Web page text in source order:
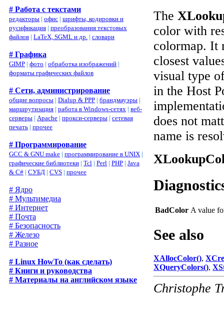
# Работа с текстами
редакторы | офис | шрифты, кодировки и
русификация | преобразования текстовых
файлов | LaTeX, SGML и др. | словари
# Графика
GIMP | фото | обработка изображений |
форматы графических файлов
# Сети, администрирование
общие вопросы | Dialup & PPP | брандмауэры |
маршрутизация | работа в Windows-сетях | веб-
серверы | Apache | прокси-серверы | сетевая
печать | прочее
# Программирование
GCC & GNU make | программирование в UNIX |
графические библиотеки | Tcl | Perl | PHP | Java
& C# | СУБД | CVS | прочее
# Ядро
# Мультимедиа
# Интернет
# Почта
# Безопасность
# Железо
# Разное
# Linux HowTo (как сделать)
# Книги и руководства
# Материалы на английском языке
The
color with
colormap. It
closest
visual type
in the Host
does not
name is
BadColor A value
See also
XAllocColor(),
XQueryColors(),
Christophe